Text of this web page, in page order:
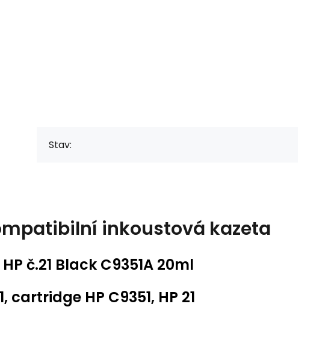
Stav:
inkoustová kazeta
č.21 Black C9351A 20ml
cartridge HP C9351, HP 21